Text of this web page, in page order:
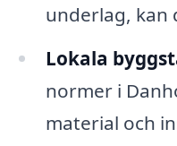
underlag, kan
Lokala
normer i
material och